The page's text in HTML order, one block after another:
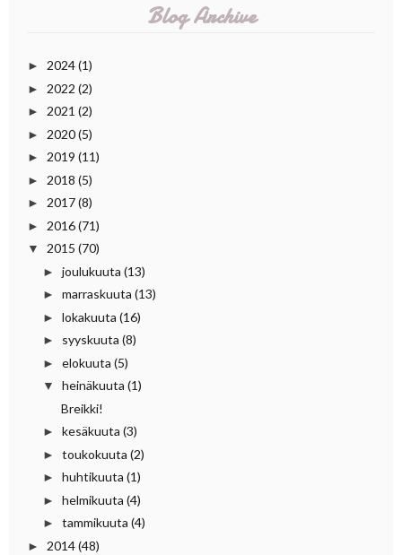
Blog Archive
► 2024(1)
► 2022 (2)
► 2021 (2)
► 2020(5)
► 2019 (11)
► 2018 (5)
► 2017(8)
► 2016(71)
▼ 2015 (70)
► joulukuuta (13)
► marraskuuta (13)
► lokakuuta (16)
► syyskuuta (8)
► elokuuta (5)
▼ heinäkuuta (1)
Breikki!
► kesäkuuta (3)
► toukokuuta (2)
► huhtikuuta (1)
► helmikuuta (4)
► tammikuuta (4)
► 2014(48)